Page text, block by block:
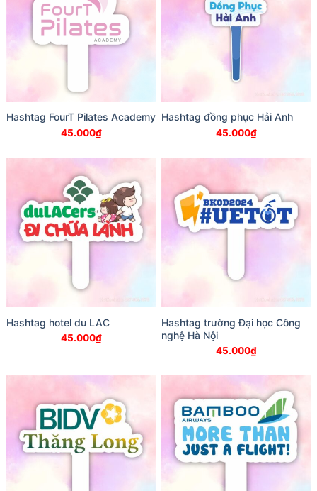
Hashtag FourT Pilates Academy
45.000₫
Hashtag đồng phục Hải Anh
45.000₫
Hashtag hotel du LAC
45.000₫
Hashtag trường Đại học Công
nghệ Hà Nội
45.000₫